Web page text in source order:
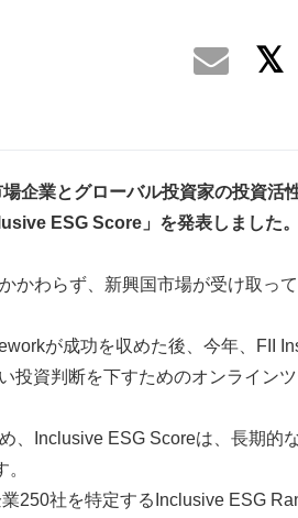
企業とグローバル投資家の投資活
ESG Score」を発表しました。
かわらず、新興国市場が受け取っ
が成功を収めた後、今年、FII
投資判断を下すためのオンライン
、Inclusive ESG Scoreは、長期的
250社を特定するInclusive ESG